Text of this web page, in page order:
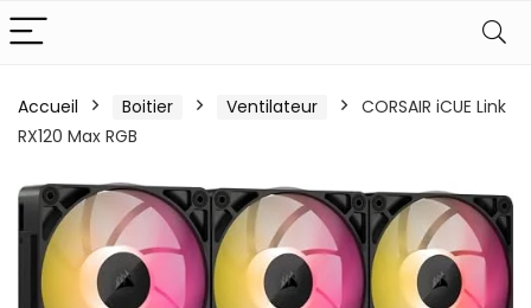
Accueil Boitier Ventilateur
CORSAIR iCUE Link
RX120 Max RGB